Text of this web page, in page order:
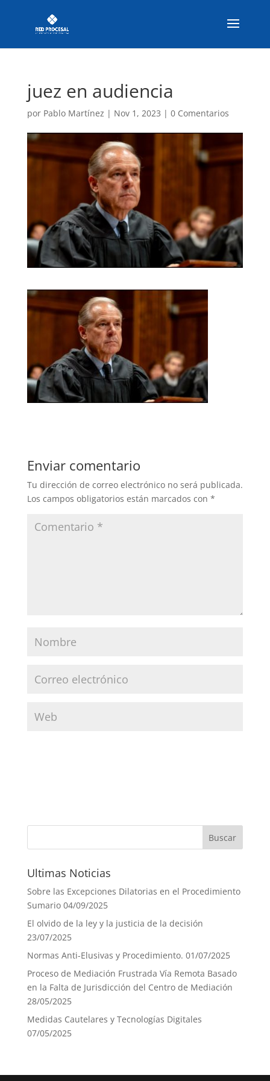
juez en audiencia
por Pablo Martínez | Nov 1, 2023 | 0 Comentarios
Enviar comentario
Tu dirección de correo electrónico no será publicada.
Los campos obligatorios están marcados con *
Ultimas Noticias
Sobre las Excepciones Dilatorias en el Procedimiento
Sumario 04/09/2025
El olvido de la ley y la justicia de la decisión
23/07/2025
Normas Anti-Elusivas y Procedimiento. 01/07/2025
Proceso de Mediación Frustrada Vía Remota Basado
en la Falta de Jurisdicción del Centro de Mediación
28/05/2025
Medidas Cautelares y Tecnologías Digitales
07/05/2025